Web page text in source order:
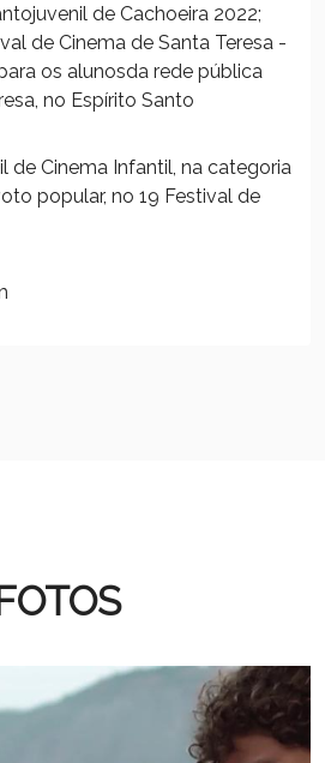
de Cachoeira 2022;
de Cinema de Santa Teresa -
os alunosda rede pública
no Espírito Santo
de Cinema Infantil, na categoria
popular, no 19 Festival de